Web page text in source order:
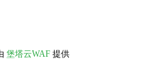
堡塔云WAF 提供